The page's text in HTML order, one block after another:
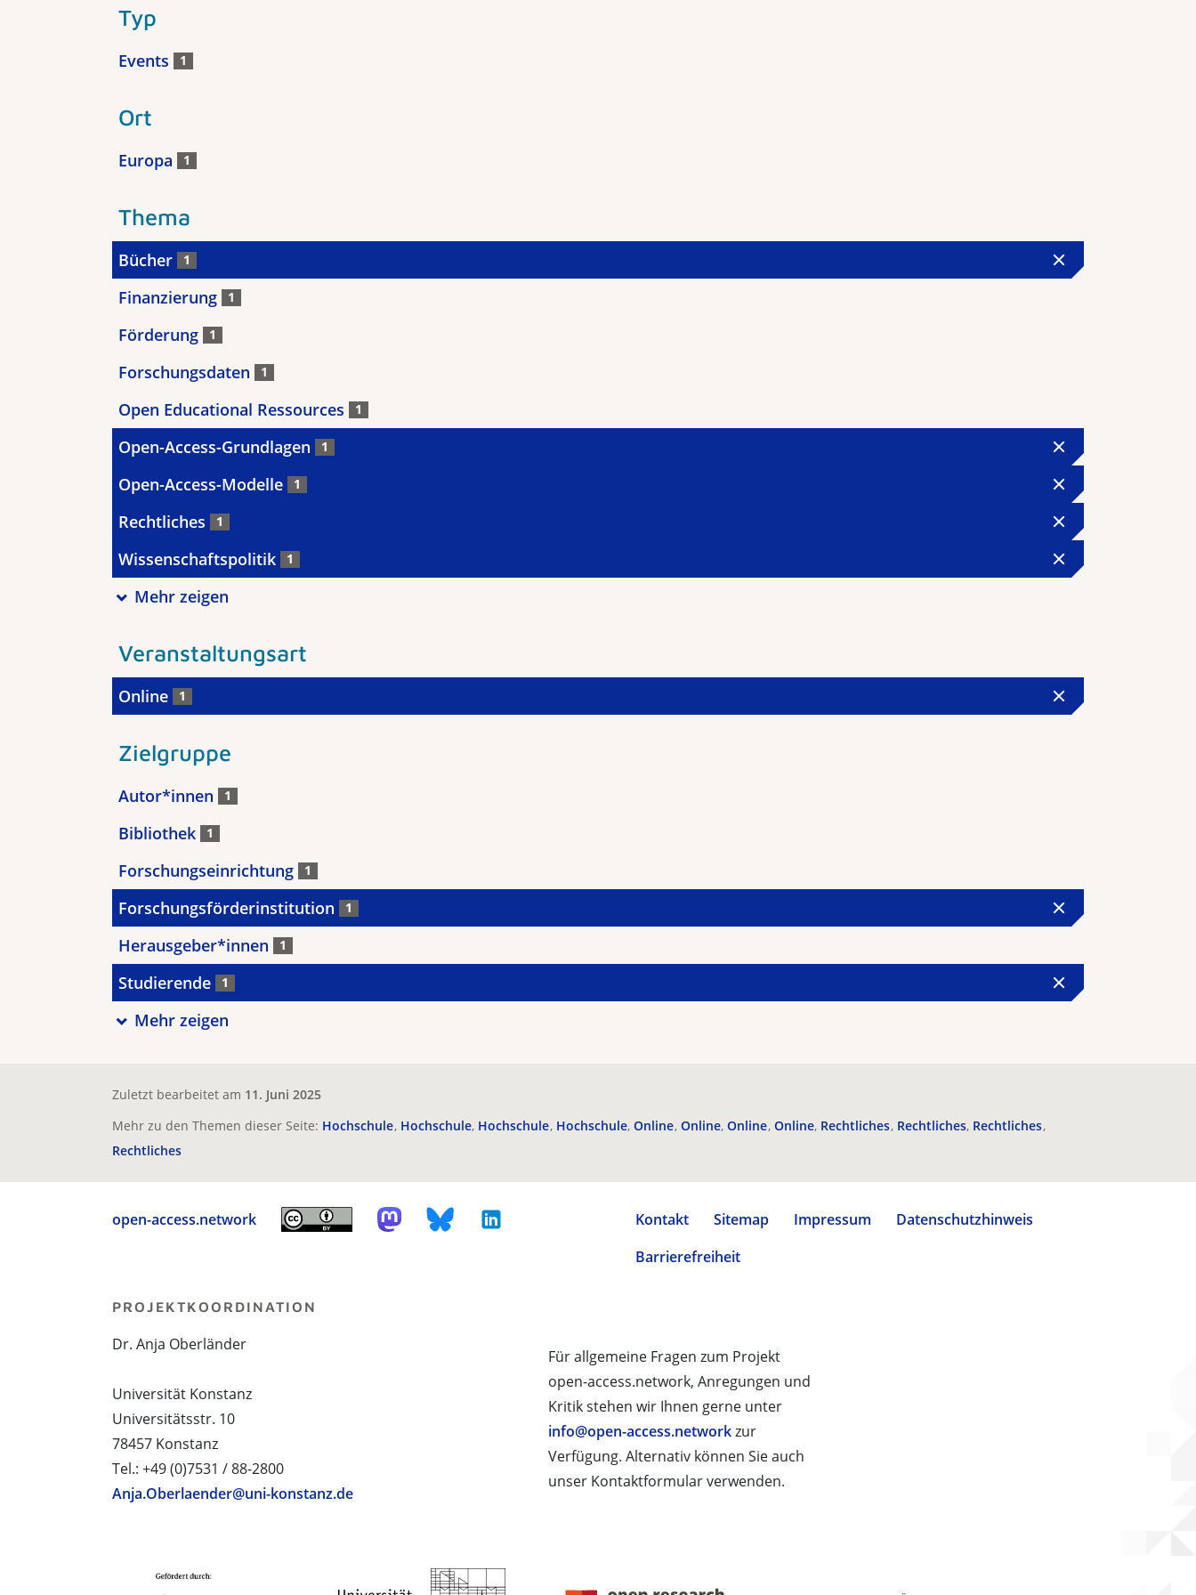
Typ
Events 1
Ort
Europa 1
Thema
Bücher 1
Finanzierung 1
Förderung 1
Forschungsdaten 1
Open Educational Ressources 1
Open-Access-Grundlagen 1
Open-Access-Modelle 1
Rechtliches 1
Wissenschaftspolitik 1
Mehr zeigen
Veranstaltungsart
Online 1
Zielgruppe
Autor*innen 1
Bibliothek 1
Forschungseinrichtung 1
Forschungsförderinstitution 1
Herausgeber*innen 1
Studierende 1
Mehr zeigen
Zuletzt bearbeitet am 11. Juni 2025
Mehr zu den Themen dieser Seite: Hochschule Hochschule Hochschule Hochschule Online Online Online Online Rechtliches Rechtliches Rechtliches
Rechtliches
open-access.network Kontakt Sitemap Impressum
Datenschutzhinweis
Barrierefreiheit
Für allgemeine Fragen zum Projekt
open-access.network, Anregungen und
Kritik stehen wir Ihnen gerne unter
info@open-access.networkzur
Verfügung. Alternativ können Sie auch
unser Kontaktformular verwenden.
PROJEKTKOORDINATION
Dr. Anja Oberländer
Universität Konstanz
Universitätsstr. 10
78457 Konstanz
Tel.: +49 (0)7531 / 88-2800
Anja.Oberlaender@uni-konstanz.de